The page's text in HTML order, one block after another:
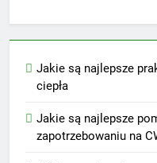
Jakie są najlepsze
ciepła
Jakie są najlepsze
zapotrzebowaniu na